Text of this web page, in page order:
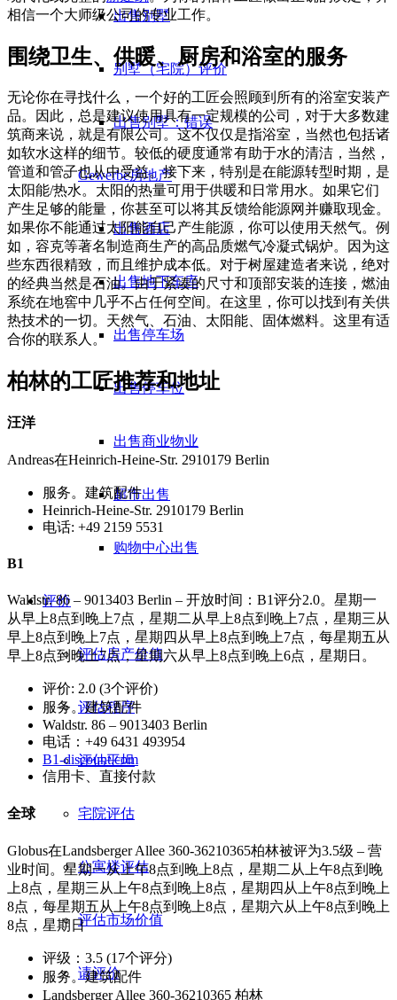
出售别墅
别墅（宅院）评价
出售别墅：错误
Gewerbe房地产
出售酒店
出售地下车库
出售停车场
出售停车位
出售商业物业
超市出售
购物中心出售
评价
评估房产价值
评估程序
评估平坦
宅院评估
公寓楼评估
评估市场价值
请评价
相信一个大师级公司的专业工作。
围绕卫生、供暖、厨房和浴室的服务
无论你在寻找什么，一个好的工匠会照顾到所有的浴室安装产
品。因此，总是建议使用具有一定规模的公司，对于大多数建
筑商来说，就是有限公司。这不仅仅是指浴室，当然也包括诸
如软水这样的细节。较低的硬度通常有助于水的清洁，当然，
管道和管子也从中受益。接下来，特别是在能源转型时期，是
太阳能/热水。太阳的热量可用于供暖和日常用水。如果它们
产生足够的能量，你甚至可以将其反馈给能源网并赚取现金。
如果你不能通过太阳能自己产生能源，你可以使用天然气。例
如，容克等著名制造商生产的高品质燃气冷凝式锅炉。因为这
些东西很精致，而且维护成本低。对于树屋建造者来说，绝对
的经典当然是石油。由于紧凑的尺寸和顶部安装的连接，燃油
系统在地窖中几乎不占任何空间。在这里，你可以找到有关供
热技术的一切。天然气、石油、太阳能、固体燃料。这里有适
合你的联系人。
柏林的工匠推荐和地址
汪洋
Andreas在Heinrich-Heine-Str. 2910179 Berlin
服务。建筑配件
Heinrich-Heine-Str. 2910179 Berlin
电话: +49 2159 5531
B1
Waldstr. 86 – 9013403 Berlin – 开放时间：B1评分2.0。星期一
从早上8点到晚上7点，星期二从早上8点到晚上7点，星期三从
早上8点到晚上7点，星期四从早上8点到晚上7点，每星期五从
早上8点到晚上7点，星期六从早上8点到晚上6点，星期日。
评价: 2.0 (3个评价)
服务。建筑配件
Waldstr. 86 – 9013403 Berlin
电话：+49 6431 493954
B1-discount.com
信用卡、直接付款
全球
Globus在Landsberger Allee 360-36210365柏林被评为3.5级 – 营
业时间。星期一从上午8点到晚上8点，星期二从上午8点到晚
上8点，星期三从上午8点到晚上8点，星期四从上午8点到晚上
8点，每星期五从上午8点到晚上8点，星期六从上午8点到晚上
8点，星期日
评级：3.5 (17个评分)
服务。建筑配件
Landsberger Allee 360-36210365 柏林